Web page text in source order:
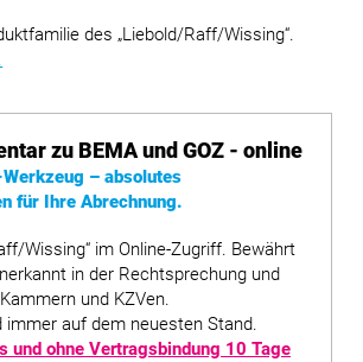
des „Liebold/Raff/Wissing“.
zu BEMA und GOZ - online
– absolutes
für Ihre Abrechnung.
Wissing“ im Online-Zugriff. Bewährt
in der Rechtsprechung und
und KZVen.
immer auf dem neuesten Stand.
und ohne Vertragsbindung 10 Tage